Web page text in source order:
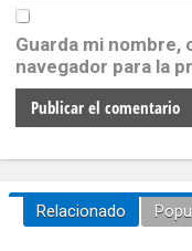
Guarda mi
navegador para la
Relacionado